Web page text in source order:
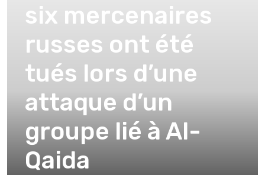
six mercenaires
russes ont été
tués lors d’une
attaque d’un
groupe lié à Al-
Qaida